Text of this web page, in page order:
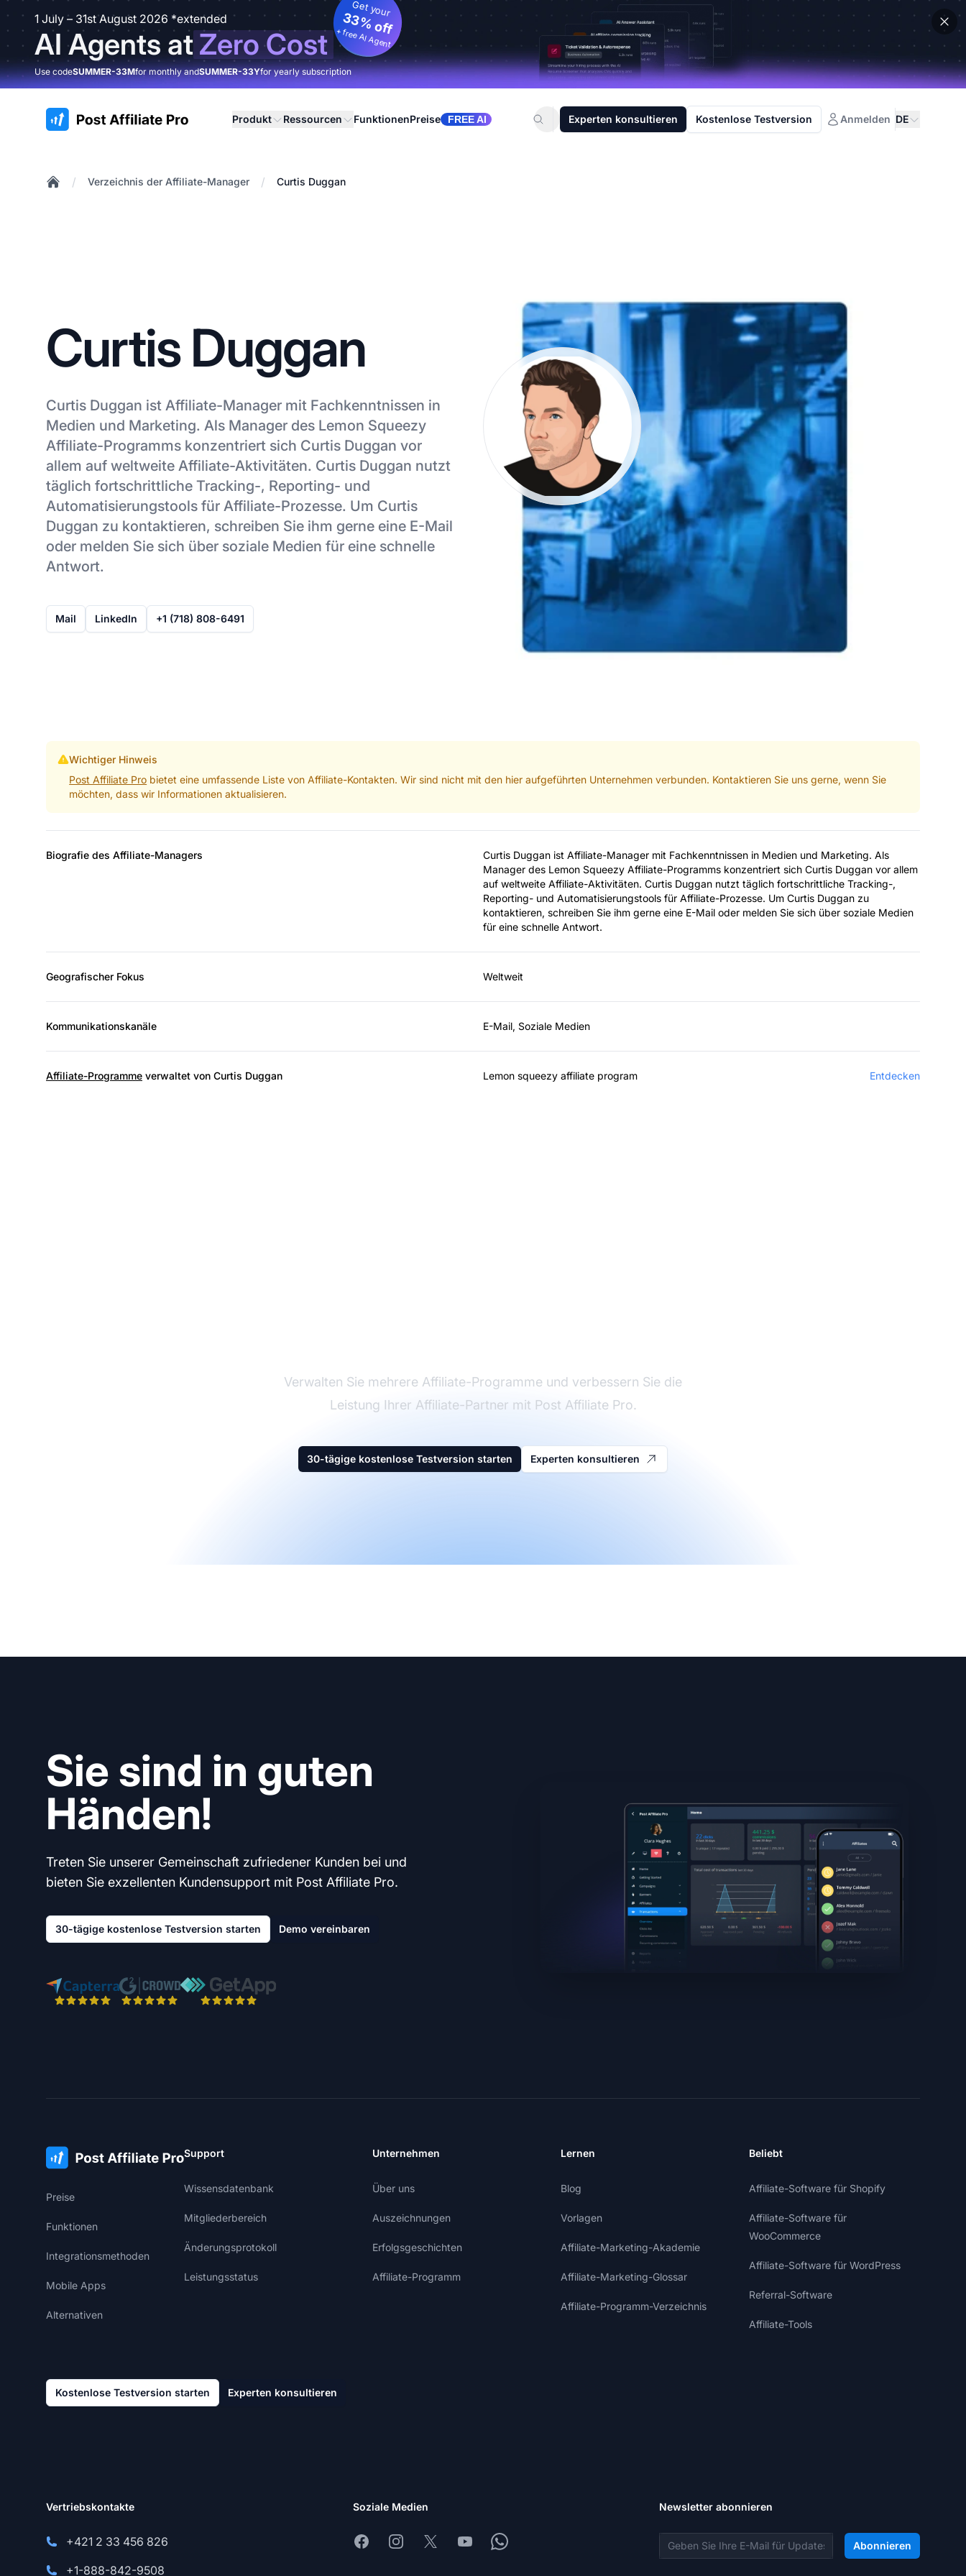
1 July – 31st August 2026 *extended
AI Agents atZero Cost
Get your
33% off
+ free AI Agent
Use codeSUMMER-33Mfor monthly andSUMMER-33Yfor yearly subscription
:site.title Produkt Ressourcen FunktionenPreise FREE AI Experten konsultieren Kostenlose Testversion Anmelden DE
/ Verzeichnis der Affiliate-Manager / Curtis Duggan
Curtis Duggan
Curtis Duggan ist Affiliate-Manager mit Fachkenntnissen in
Medien und Marketing. Als Manager des Lemon Squeezy
Affiliate-Programms konzentriert sich Curtis Duggan vor
allem auf weltweite Affiliate-Aktivitäten. Curtis Duggan nutzt
täglich fortschrittliche Tracking-, Reporting- und
Automatisierungstools für Affiliate-Prozesse. Um Curtis
Duggan zu kontaktieren, schreiben Sie ihm gerne eine E-Mail
oder melden Sie sich über soziale Medien für eine schnelle
Antwort.
Mail LinkedIn +1 (718) 808-6491
Wichtiger Hinweis
Post Affiliate Pro bietet eine umfassende Liste von Affiliate-Kontakten. Wir sind nicht mit den hier aufgeführten Unternehmen verbunden. Kontaktieren Sie uns gerne, wenn Sie
möchten, dass wir Informationen aktualisieren.
Biografie des Affiliate-Managers
Curtis Duggan ist Affiliate-Manager mit Fachkenntnissen in Medien und Marketing. Als
Manager des Lemon Squeezy Affiliate-Programms konzentriert sich Curtis Duggan vor allem
auf weltweite Affiliate-Aktivitäten. Curtis Duggan nutzt täglich fortschrittliche Tracking-,
Reporting- und Automatisierungstools für Affiliate-Prozesse. Um Curtis Duggan zu
kontaktieren, schreiben Sie ihm gerne eine E-Mail oder melden Sie sich über soziale Medien
für eine schnelle Antwort.
Geografischer Fokus Weltweit
Kommunikationskanäle E-Mail, Soziale Medien
Affiliate-Programme verwaltet von Curtis Duggan Lemon squeezy affiliate program Entdecken
Verwalten Sie mehrere Affiliate-Programme und verbessern Sie die
Leistung Ihrer Affiliate-Partner mit Post Affiliate Pro.
30-tägige kostenlose Testversion starten Experten konsultieren
Sie sind in guten
Händen!
Treten Sie unserer Gemeinschaft zufriedener Kunden bei und
bieten Sie exzellenten Kundensupport mit Post Affiliate Pro.
30-tägige kostenlose Testversion starten Demo vereinbaren
Preise
Funktionen
Integrationsmethoden
Mobile Apps
Alternativen
Support
Wissensdatenbank
Mitgliederbereich
Änderungsprotokoll
Leistungsstatus
Unternehmen
Über uns
Auszeichnungen
Erfolgsgeschichten
Affiliate-Programm
Lernen
Blog
Vorlagen
Affiliate-Marketing-Akademie
Affiliate-Marketing-Glossar
Affiliate-Programm-Verzeichnis
Beliebt
Affiliate-Software für Shopify
Affiliate-Software für
WooCommerce
Affiliate-Software für WordPress
Referral-Software
Affiliate-Tools
Kostenlose Testversion starten Experten konsultieren
Vertriebskontakte
+421 2 33 456 826
+1-888-842-9508
Soziale Medien
FacebookInstagram
X YoutubeWhatsapp
Newsletter abonnieren
E-Mail-Adresse Abonnieren